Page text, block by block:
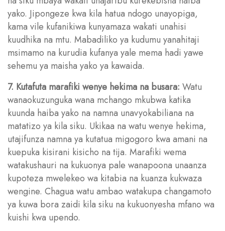
yako. Jipongeze kwa kila hatua ndogo unayopiga,
kama vile kufanikiwa kunyamaza wakati unahisi
kuudhika na mtu. Mabadiliko ya kudumu yanahitaji
msimamo na kurudia kufanya yale mema hadi yawe
sehemu ya maisha yako ya kawaida.
7. Kutafuta marafiki wenye hekima na busara: Watu
wanaokuzunguka wana mchango mkubwa katika
kuunda haiba yako na namna unavyokabiliana na
matatizo ya kila siku. Ukikaa na watu wenye hekima,
utajifunza namna ya kutatua migogoro kwa amani na
kuepuka kisirani kisicho na tija. Marafiki wema
watakushauri na kukuonya pale wanapoona unaanza
kupoteza mwelekeo wa kitabia na kuanza kukwaza
wengine. Chagua watu ambao watakupa changamoto
ya kuwa bora zaidi kila siku na kukuonyesha mfano wa
kuishi kwa upendo.